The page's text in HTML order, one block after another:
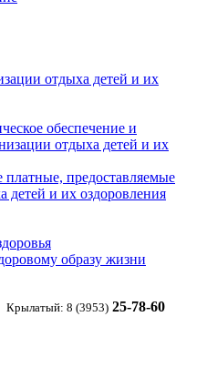
отдыха детей и их
обеспечение и
отдыха детей и их
платные, предоставляемые
детей и их оздоровления
образу жизни
Крылатый: 8 (3953) 25-78-60